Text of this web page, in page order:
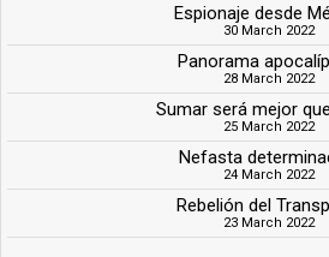
Espionaje desde
30 March 2022
Panorama
28 March 2022
Sumar será mejor
25 March 2022
Nefasta
24 March 2022
Rebelión del
23 March 2022